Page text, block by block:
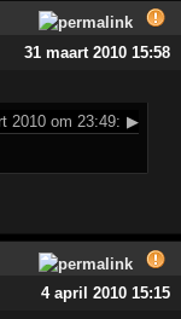
31 maart 2010 15:58
2010 om 23:49: ▶
4 april 2010 15:15